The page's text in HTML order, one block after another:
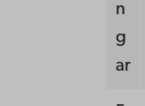
n
g
ar